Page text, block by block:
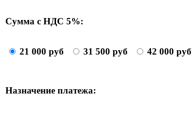
Сумма с НДС 5%:
21 000 руб 31 500 руб 42 000 руб
Назначение платежа: